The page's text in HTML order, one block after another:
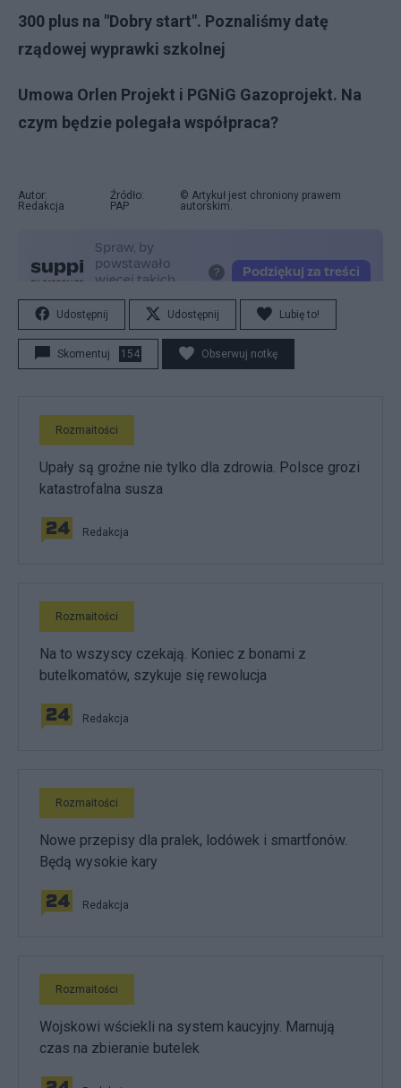
300 plus na "Dobry start". Poznaliśmy datę
rządowej wyprawki szkolnej
Umowa Orlen Projekt i PGNiG Gazoprojekt. Na
czym będzie polegała współpraca?
Autor:
Redakcja
Źródło:
PAP
© Artykuł jest chroniony prawem
autorskim.
Udostępnij Udostępnij Lubię to!
Skomentuj 154 Obserwuj notkę
Rozmaitości
Upały są groźne nie tylko dla zdrowia. Polsce grozi
katastrofalna susza
Redakcja
Rozmaitości
Na to wszyscy czekają. Koniec z bonami z
butelkomatów, szykuje się rewolucja
Redakcja
Rozmaitości
Nowe przepisy dla pralek, lodówek i smartfonów.
Będą wysokie kary
Redakcja
Rozmaitości
Wojskowi wściekli na system kaucyjny. Marnują
czas na zbieranie butelek